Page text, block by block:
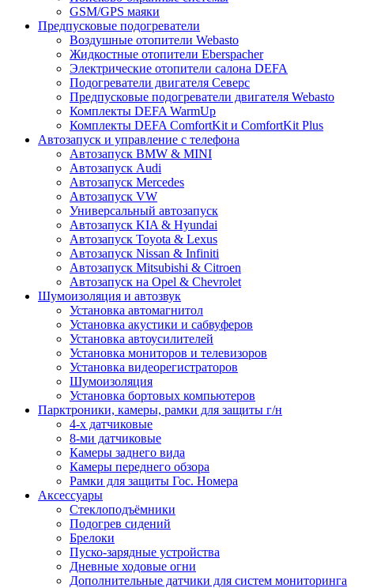
GSM/GPS маяки
Предпусковые подогреватели
Воздушные отопители Webasto
Жидкостные отопители Eberspacher
Электрические отопители салона DEFA
Подогреватели двигателя Северс
Предпусковые подогреватели двигателя Webasto
Комплекты DEFA WarmUp
Комплекты DEFA ComfortKit и ComfortKit Plus
Автозапуск и управление с телефона
Автозапуск BMW & MINI
Автозапуск Audi
Автозапуск Mercedes
Автозапуск VW
Универсальный автозапуск
Автозапуск KIA & Hyundai
Автозапуск Toyota & Lexus
Автозапуск Nissan & Infiniti
Автозапуск Mitsubishi & Citroen
Автозапуск на Opel & Chevrolet
Шумоизоляция и автозвук
Установка автомагнитол
Установка акустики и сабвуферов
Установка автоусилителей
Установка мониторов и телевизоров
Установка видеорегистраторов
Шумоизоляция
Установка бортовых компьютеров
Парктроники, камеры, рамки для защиты г/н
4-х датчиковые
8-ми датчиковые
Камеры заднего вида
Камеры переднего обзора
Рамки для защиты Гос. Номера
Аксессуары
Стеклоподъёмники
Подогрев сидений
Брелоки
Пуско-зарядные устройства
Дневные ходовые огни
Дополнительные датчики для систем мониторинга